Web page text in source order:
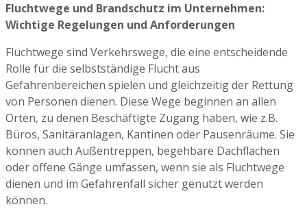
Fluchtwege und Brandschutz im Unternehmen:
Wichtige Regelungen und Anforderungen
Fluchtwege sind Verkehrswege, die eine entscheidende
Rolle für die selbstständige Flucht aus
Gefahrenbereichen spielen und gleichzeitig der Rettung
von Personen dienen. Diese Wege beginnen an allen
Orten, zu denen Beschäftigte Zugang haben, wie z.B.
Büros, Sanitäranlagen, Kantinen oder Pausenräume. Sie
können auch Außentreppen, begehbare Dachflächen
oder offene Gänge umfassen, wenn sie als Fluchtwege
dienen und im Gefahrenfall sicher genutzt werden
können.